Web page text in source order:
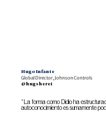
Hugo Infante
Global Director, Johnson Controls
@hugshere1
“La forma como Didio ha
autoconocimiento es sumamente